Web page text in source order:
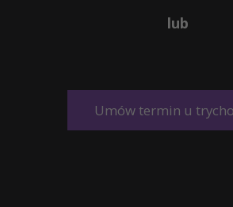
lub
Umów termin u